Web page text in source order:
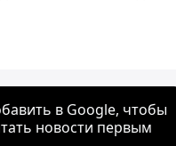
в Google, чтобы
новости первым